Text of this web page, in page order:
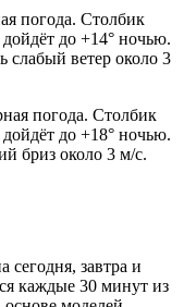
погода. Столбик
до +14° ночью.
слабый ветер около 3
погода. Столбик
до +18° ночью.
бриз около 3 м/с.
завтра и
каждые 30 минут из